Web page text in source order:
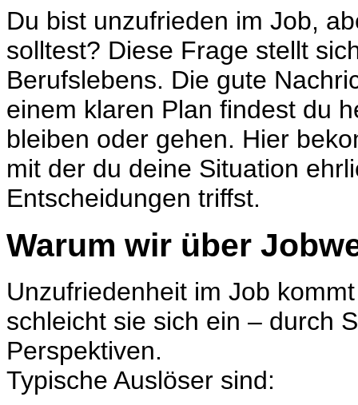
Du bist unzufrieden im Job,
solltest? Diese Frage stellt
Berufslebens. Die gute
einem klaren Plan findest du
bleiben oder gehen. Hier
mit der du deine Situation
Entscheidungen triffst.
Warum wir über
Unzufriedenheit im Job
schleicht sie sich ein – durch
Perspektiven.
Typische Auslöser sind: